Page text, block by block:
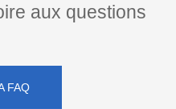
aux questions
FAQ